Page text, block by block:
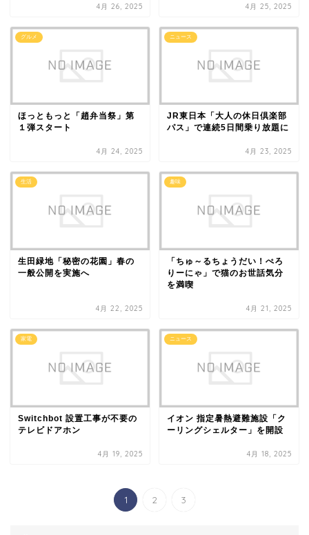
4月 26, 2025 4月 25, 2025
グルメ
ほっともっと「趙弁当祭」第
１弾スタート
4月 24, 2025
ニュース
JR東日本「大人の休日倶楽部
パス」で連続5日間乗り放題に
4月 23, 2025
生活
生田緑地「秘密の花園」春の
一般公開を実施へ
4月 22, 2025
趣味
「ちゅ～るちょうだい！ぺろ
りーにゃ」で猫のお世話気分
を満喫
4月 21, 2025
家電
Switchbot 設置工事が不要の
テレビドアホン
4月 19, 2025
ニュース
イオン 指定暑熱避難施設「ク
ーリングシェルター」を開設
4月 18, 2025
1 2 3